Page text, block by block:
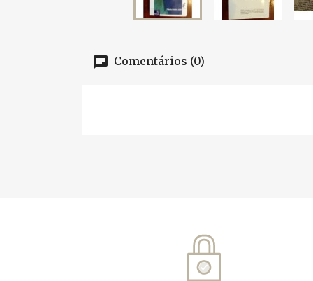
Comentários (0)